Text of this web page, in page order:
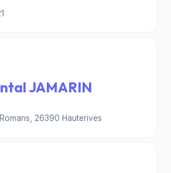
JAMARIN
26390 Hauterives